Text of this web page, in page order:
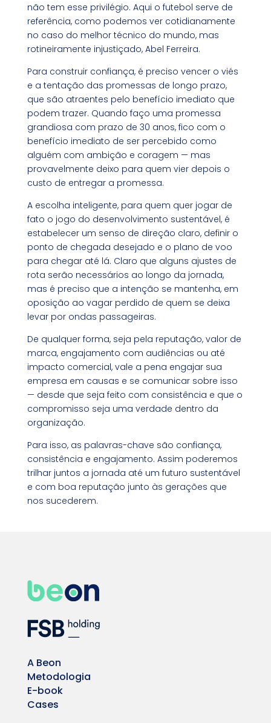
não tem esse privilégio. Aqui o futebol serve de
referência, como podemos ver cotidianamente
no caso do melhor técnico do mundo, mas
rotineiramente injustiçado, Abel Ferreira.
Para construir confiança, é preciso vencer o viés
e a tentação das promessas de longo prazo,
que são atraentes pelo benefício imediato que
podem trazer. Quando faço uma promessa
grandiosa com prazo de 30 anos, fico com o
benefício imediato de ser percebido como
alguém com ambição e coragem — mas
provavelmente deixo para quem vier depois o
custo de entregar a promessa.
A escolha inteligente, para quem quer jogar de
fato o jogo do desenvolvimento sustentável, é
estabelecer um senso de direção claro, definir o
ponto de chegada desejado e o plano de voo
para chegar até lá. Claro que alguns ajustes de
rota serão necessários ao longo da jornada,
mas é preciso que a intenção se mantenha, em
oposição ao vagar perdido de quem se deixa
levar por ondas passageiras.
De qualquer forma, seja pela reputação, valor de
marca, engajamento com audiências ou até
impacto comercial, vale a pena engajar sua
empresa em causas e se comunicar sobre isso
— desde que seja feito com consistência e que o
compromisso seja uma verdade dentro da
organização.
Para isso, as palavras-chave são confiança,
consistência e engajamento. Assim poderemos
trilhar juntos a jornada até um futuro sustentável
e com boa reputação junto às gerações que
nos sucederem.
A Beon
Metodologia
E-book
Cases